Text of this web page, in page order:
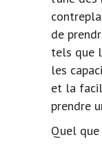
de
tels que
les
et la
prendre
Quel